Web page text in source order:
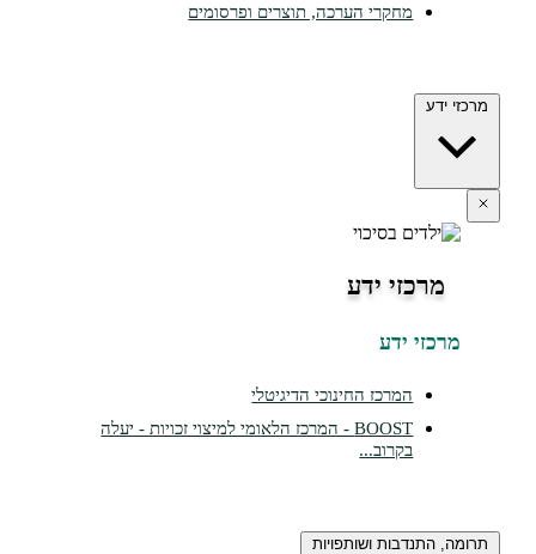
מחקרי הערכה, תוצרים ופרסומים
ידע
המרכז החינוכי הדיגיטלי
BOOST - המרכז הלאומי למיצוי זכויות - יעלה
ושותפויות